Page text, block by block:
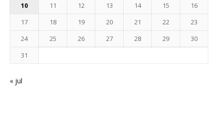
10
11 12 13 14 15
16
17
18 19 20 21 22
23
24
25 26 27 28 29
30
31
« jul